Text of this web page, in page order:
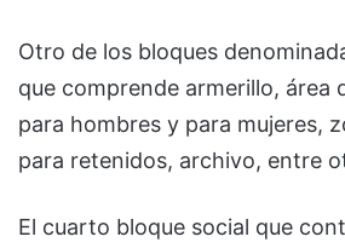
Otro de los bloques
que comprende armerillo, área
para hombres y para mujeres,
para retenidos, archivo, entre
El cuarto bloque social que